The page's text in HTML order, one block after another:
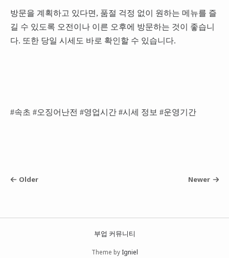
방문을 계획하고 있다면, 품절 걱정 없이 원하는 메뉴를 즐
길 수 있도록 오전이나 이른 오후에 방문하는 것이 좋습니
다. 또한 당일 시세도 바로 확인할 수 있습니다.
#속초 #오징어난전 #영업시간 #시세 정보 #운영기간
Older Newer
부업 커뮤니티
Theme by Igniel